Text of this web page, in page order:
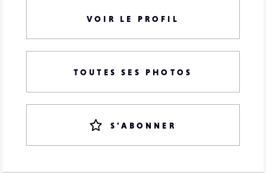
VOIR LE PROFIL
TOUTES SES PHOTOS
S'ABONNER